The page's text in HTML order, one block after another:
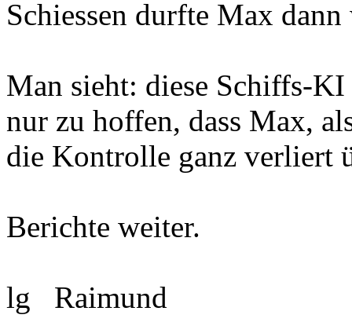
Schiessen durfte Max
Man sieht: diese Schiffs-
nur zu hoffen, dass Max,
die Kontrolle ganz verliert
Berichte weiter.
lg Raimund